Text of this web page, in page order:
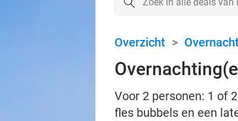
Overzicht >
Voor 2 personen: 1 of
fles bubbels en een